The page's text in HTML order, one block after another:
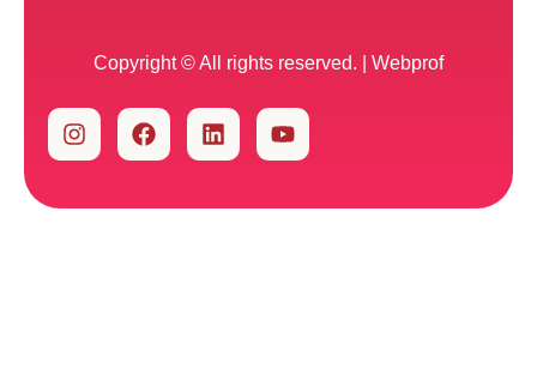
Copyright © All rights reserved. | Webprof